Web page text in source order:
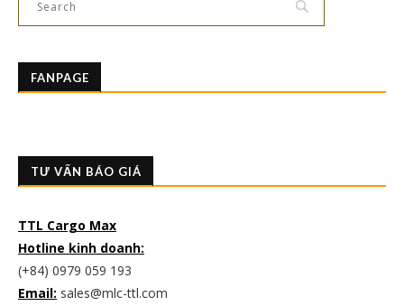
FANPAGE
TƯ VẤN BÁO GIÁ
TTL Cargo Max
Hotline kinh doanh:
(+84) 0979 059 193
Email: sales@mlc-ttl.com